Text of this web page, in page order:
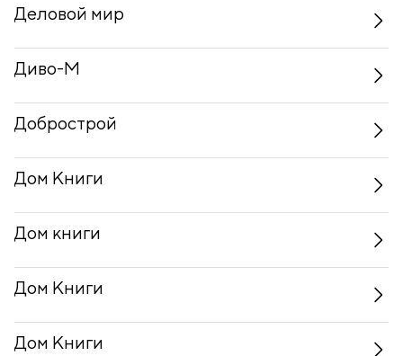
Деловой мир
Диво-М
Добрострой
Дом Книги
Дом книги
Дом Книги
Дом Книги